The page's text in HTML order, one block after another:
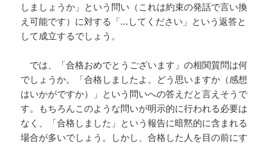
しましょうか」という問い（これは約束の発話で言い換
え可能です）に対する「…してください」という返答と
して成立するでしょう。
では、「合格おめでとうございます」の相関質問は何
でしょうか。「合格しましたよ。どう思いますか（感想
はいかがですか）」という問いへの答えだと言えそうで
す。もちろんこのような問いが明示的に行われる必要は
なく、「合格しました」という報告に暗黙的に含まれる
場合が多いでしょう。しかし、合格した人を目の前にす